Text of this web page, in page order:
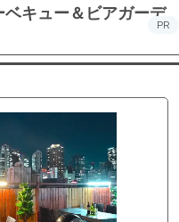
キュー＆ビアガーデ
PR